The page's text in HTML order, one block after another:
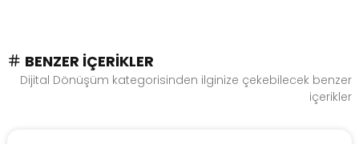
BENZER İÇERIKLER
Dijital Dönüşüm kategorisinden ilginize çekebilecek benzer
içerikler